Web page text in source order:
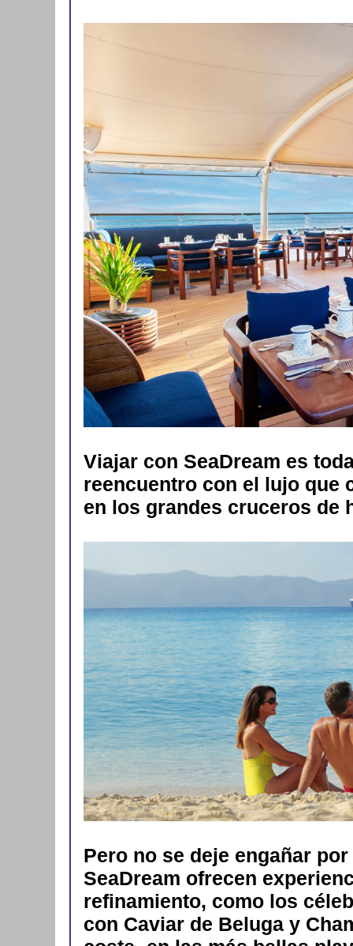
Viajar con SeaDream es
reencuentro con el lujo que
en los grandes cruceros de
Pero no se deje engañar
SeaDream ofrecen
refinamiento, como los
con Caviar de Beluga y